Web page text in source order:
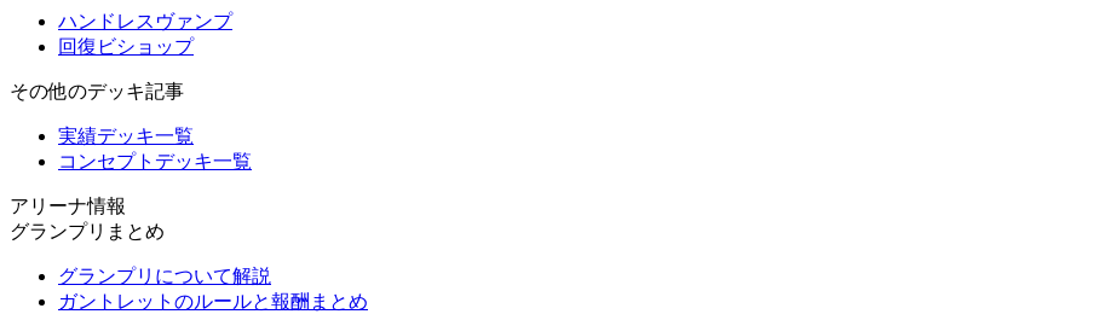
ハンドレスヴァンプ
回復ビショップ
その他のデッキ記事
実績デッキ一覧
コンセプトデッキ一覧
アリーナ情報
グランプリまとめ
グランプリについて解説
ガントレットのルールと報酬まとめ